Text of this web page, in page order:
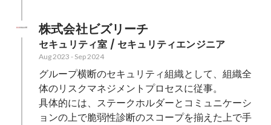
株式会社ビズリーチ
セキュリティ室 / セキュリティエンジニア
Aug 2023 - Sep 2024
グループ横断のセキュリティ組織として、組織全
体のリスクマネジメントプロセスに従事。
具体的には、ステークホルダーとコミュニケーシ
ョンの上で脆弱性診断のスコープを揃えた上で手